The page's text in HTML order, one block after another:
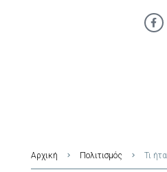
Αρχική Πολιτισμός Τι